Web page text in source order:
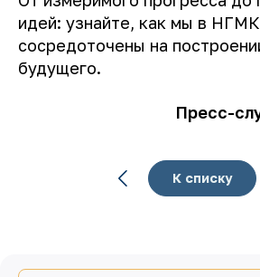
идей: узнайте, как мы в
сосредоточены на
будущего.
Пресс-
К списку